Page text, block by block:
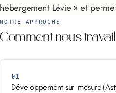
hébergement Lévie » et
NOTRE APPROCHE
Comment nous
01
Développement sur-mesure